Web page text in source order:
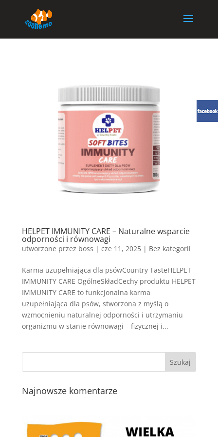
HELPET IMMUNITY CARE – Naturalne wsparcie
odporności i równowagi
utworzone przez boss | cze 11, 2025| Bez kategorii
Karma uzupełniająca dla psówCountry TasteHELPET
IMMUNITY CARE OgólneSkładCechy produktu HELPET
IMMUNITY CARE to funkcjonalna karma
uzupełniająca dla psów, stworzona z myślą o
wzmocnieniu naturalnej odporności i utrzymaniu
organizmu w stanie równowagi – fizycznej i...
Najnowsze komentarze